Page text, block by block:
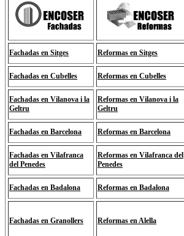
Fachadas en Sitges Reformas en Sitges
Fachadas en Cubelles Reformas en Cubelles
Fachadas en Vilanova i la
Geltru
Reformas en Vilanova i la
Geltru
Fachadas en Barcelona Reformas en Barcelona
Fachadas en Vilafranca
del Penedes
Reformas en Vilafranca del
Penedes
Fachadas en Badalona Reformas en Badalona
Fachadas en Granollers Reformas en Alella